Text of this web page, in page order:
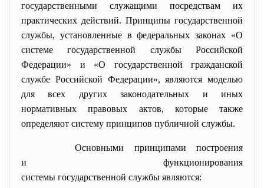
государственными служащими посредствам их
практических действий. Принципы государственной
службы, установленные в федеральных законах «О
системе государственной службы Российской
Федерации» и «О государственной гражданской
службе Российской Федерации», являются моделью
для всех других законодательных и иных
нормативных правовых актов, которые также
определяют систему принципов публичной службы.
Основными принципами построения
и функционирования
системы государственной службы являются: